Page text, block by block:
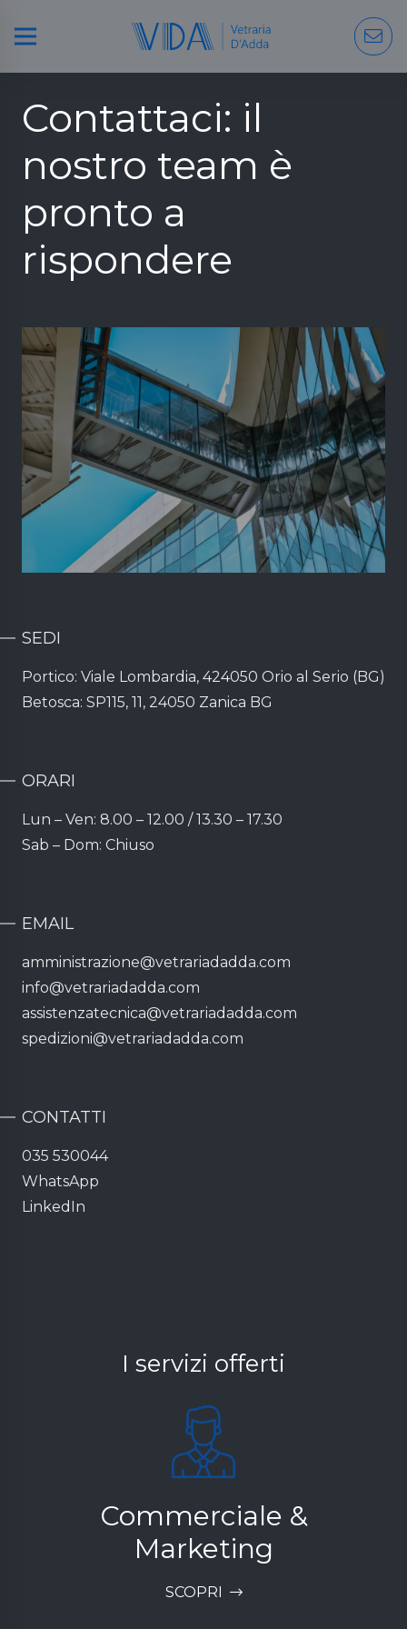
Contattaci: il
nostro team è
pronto a
rispondere
SEDI
Portico: Viale Lombardia, 424050 Orio al Serio (BG)
Betosca: SP115, 11, 24050 Zanica BG
ORARI
Lun – Ven: 8.00 – 12.00 / 13.30 – 17.30
Sab – Dom: Chiuso
EMAIL
amministrazione@vetrariadadda.com
info@vetrariadadda.com
assistenzatecnica@vetrariadadda.com
spedizioni@vetrariadadda.com
CONTATTI
035 530044
WhatsApp
LinkedIn
I servizi offerti
Commerciale &
Marketing
SCOPRI